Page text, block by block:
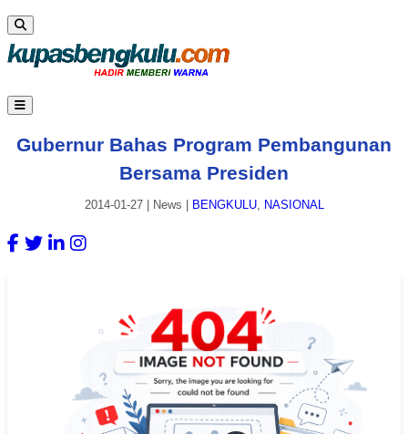
Gubernur Bahas Program Pembangunan
Bersama Presiden
2014-01-27| News BENGKULU, NASIONAL